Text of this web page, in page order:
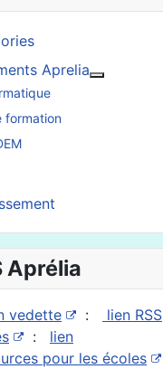
Aprelia
formation
Aprélia
vedette :
lien RSS
: lien
pour les écoles